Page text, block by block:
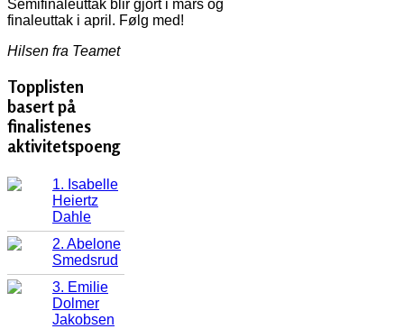
Semifinaleuttak blir gjort i mars og
finaleuttak i april. Følg med!
Hilsen fra Teamet
Topplisten
basert på
finalistenes
aktivitetspoeng
1. Isabelle
Heiertz
Dahle
2. Abelone
Smedsrud
3. Emilie
Dolmer
Jakobsen